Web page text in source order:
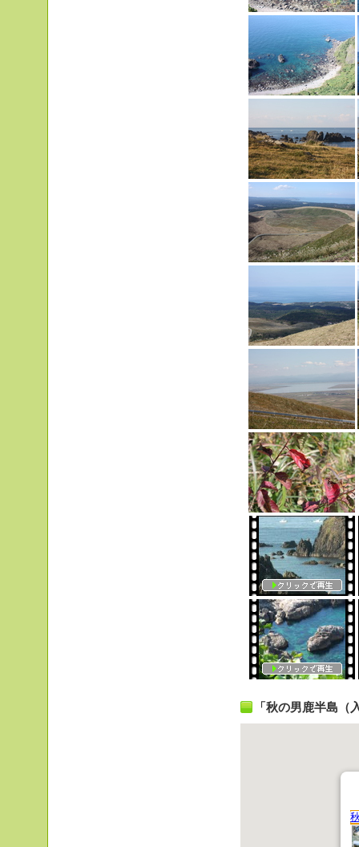
「秋の男鹿半島